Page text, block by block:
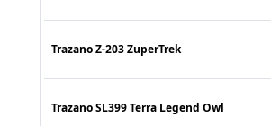
Trazano Z-203 ZuperTrek
Trazano SL399 Terra Legend Owl